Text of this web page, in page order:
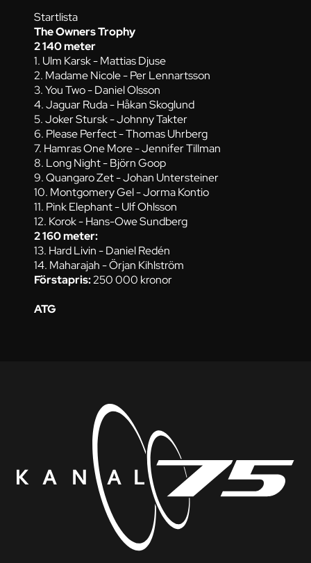
Startlista
The Owners Trophy
2 140 meter
1. Ulm Karsk - Mattias Djuse
2. Madame Nicole - Per Lennartsson
3. You Two - Daniel Olsson
4. Jaguar Ruda - Håkan Skoglund
5. Joker Stursk - Johnny Takter
6. Please Perfect - Thomas Uhrberg
7. Hamras One More - Jennifer Tillman
8. Long Night - Björn Goop
9. Quangaro Zet - Johan Untersteiner
10. Montgomery Gel - Jorma Kontio
11. Pink Elephant - Ulf Ohlsson
12. Korok - Hans-Owe Sundberg
2 160 meter:
13. Hard Livin - Daniel Redén
14. Maharajah - Örjan Kihlström
Förstapris:250 000 kronor
ATG